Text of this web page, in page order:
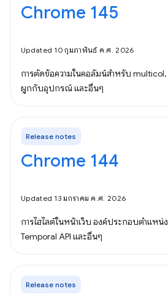
Chrome 145
Updated 10 กุมภาพันธ์ ค.ศ. 2026
การตัดข้อความในคอลัมน์สำหรับ
ผูกกับอุปกรณ์ และอื่นๆ
Release notes
Chrome 144
Updated 13 มกราคม ค.ศ. 2026
การไฮไลต์ในหน้าเว็บ องค์ประกอบตำแหน่
Temporal API และอื่นๆ
Release notes